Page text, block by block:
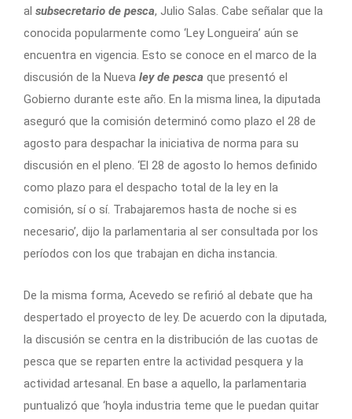
al subsecretario de pesca, Julio Salas. Cabe señalar que la
conocida popularmente como ‘Ley Longueira’ aún se
encuentra en vigencia. Esto se conoce en el marco de la
discusión de la Nueva ley de pesca que presentó el
Gobierno durante este año. En la misma linea, la diputada
aseguró que la comisión determinó como plazo el 28 de
agosto para despachar la iniciativa de norma para su
discusión en el pleno. ‘El 28 de agosto lo hemos definido
como plazo para el despacho total de la ley en la
comisión, sí o sí. Trabajaremos hasta de noche si es
necesario’, dijo la parlamentaria al ser consultada por los
períodos con los que trabajan en dicha instancia.
De la misma forma, Acevedo se refirió al debate que ha
despertado el proyecto de ley. De acuerdo con la diputada,
la discusión se centra en la distribución de las cuotas de
pesca que se reparten entre la actividad pesquera y la
actividad artesanal. En base a aquello, la parlamentaria
puntualizó que ‘hoyla industria teme que le puedan quitar